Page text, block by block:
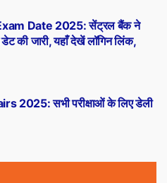
सभी परीक्षाओं के लिए डेली
Date 2025: सेंट्रल बैंक ने
की जारी, यहाँ देखें लॉगिन लिंक,